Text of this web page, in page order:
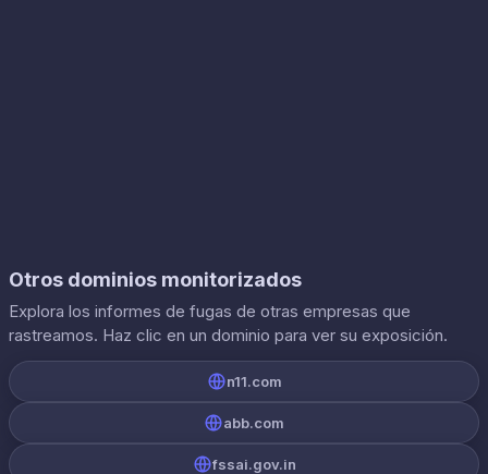
Otros dominios monitorizados
Explora los informes de fugas de otras empresas que
rastreamos. Haz clic en un dominio para ver su exposición.
n11.com
abb.com
fssai.gov.in